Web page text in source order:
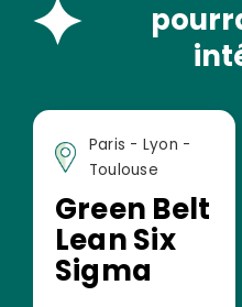
Paris - Lyon -
Toulouse
Green Belt
Lean Six
Sigma